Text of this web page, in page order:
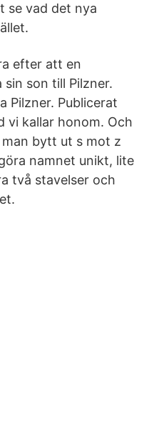
se vad det nya
efter att en
son till Pilzner.
Pilzner. Publicerat
vi kallar honom. Och
bytt ut s mot z
namnet unikt, lite
två stavelser och